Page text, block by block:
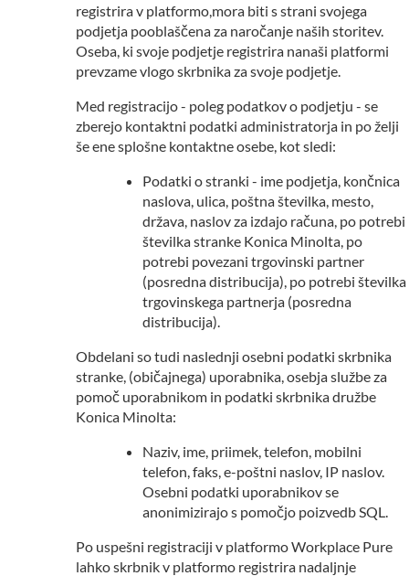
registrira v platformo,mora biti s strani svojega
podjetja pooblaščena za naročanje naših storitev.
Oseba, ki svoje podjetje registrira nanaši platformi
prevzame vlogo skrbnika za svoje podjetje.
Med registracijo - poleg podatkov o podjetju - se
zberejo kontaktni podatki administratorja in po želji
še ene splošne kontaktne osebe, kot sledi:
Podatki o stranki - ime podjetja, končnica
naslova, ulica, poštna številka, mesto,
država, naslov za izdajo računa, po potrebi
številka stranke Konica Minolta, po
potrebi povezani trgovinski partner
(posredna distribucija), po potrebi številka
trgovinskega partnerja (posredna
distribucija).
Obdelani so tudi naslednji osebni podatki skrbnika
stranke, (običajnega) uporabnika, osebja službe za
pomoč uporabnikom in podatki skrbnika družbe
Konica Minolta:
Naziv, ime, priimek, telefon, mobilni
telefon, faks, e-poštni naslov, IP naslov.
Osebni podatki uporabnikov se
anonimizirajo s pomočjo poizvedb SQL.
Po uspešni registraciji v platformo Workplace Pure
lahko skrbnik v platformo registrira nadaljnje